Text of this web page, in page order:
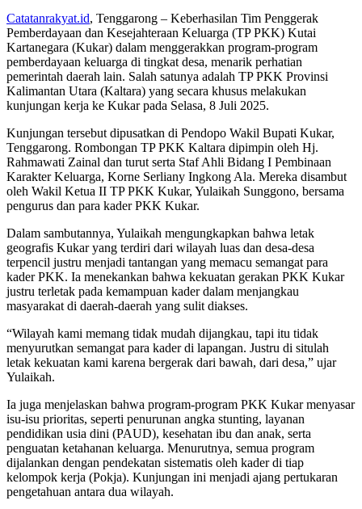
Catatanrakyat.id, Tenggarong – Keberhasilan Tim Penggerak
Pemberdayaan dan Kesejahteraan Keluarga (TP PKK) Kutai
Kartanegara (Kukar) dalam menggerakkan program-program
pemberdayaan keluarga di tingkat desa, menarik perhatian
pemerintah daerah lain. Salah satunya adalah TP PKK Provinsi
Kalimantan Utara (Kaltara) yang secara khusus melakukan
kunjungan kerja ke Kukar pada Selasa, 8 Juli 2025.
Kunjungan tersebut dipusatkan di Pendopo Wakil Bupati Kukar,
Tenggarong. Rombongan TP PKK Kaltara dipimpin oleh Hj.
Rahmawati Zainal dan turut serta Staf Ahli Bidang I Pembinaan
Karakter Keluarga, Korne Serliany Ingkong Ala. Mereka disambut
oleh Wakil Ketua II TP PKK Kukar, Yulaikah Sunggono, bersama
pengurus dan para kader PKK Kukar.
Dalam sambutannya, Yulaikah mengungkapkan bahwa letak
geografis Kukar yang terdiri dari wilayah luas dan desa-desa
terpencil justru menjadi tantangan yang memacu semangat para
kader PKK. Ia menekankan bahwa kekuatan gerakan PKK Kukar
justru terletak pada kemampuan kader dalam menjangkau
masyarakat di daerah-daerah yang sulit diakses.
“Wilayah kami memang tidak mudah dijangkau, tapi itu tidak
menyurutkan semangat para kader di lapangan. Justru di situlah
letak kekuatan kami karena bergerak dari bawah, dari desa,” ujar
Yulaikah.
Ia juga menjelaskan bahwa program-program PKK Kukar menyasar
isu-isu prioritas, seperti penurunan angka stunting, layanan
pendidikan usia dini (PAUD), kesehatan ibu dan anak, serta
penguatan ketahanan keluarga. Menurutnya, semua program
dijalankan dengan pendekatan sistematis oleh kader di tiap
kelompok kerja (Pokja). Kunjungan ini menjadi ajang pertukaran
pengetahuan antara dua wilayah.